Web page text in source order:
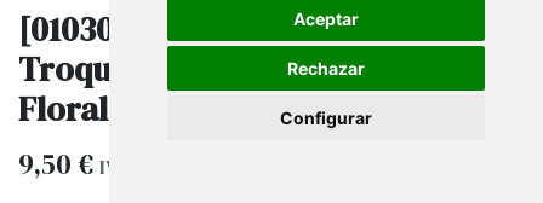
Aceptar
Rechazar
Configurar
[010305] Bolsas con Asa
Troquelada 35X45cm Estampado
Floral 100 unidades
9,50€ IVA excluido